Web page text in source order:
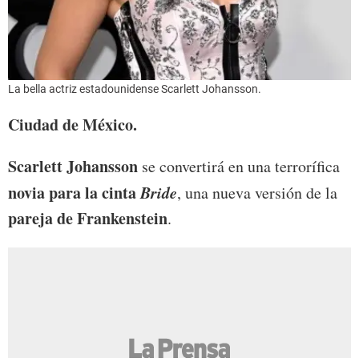
La bella actriz estadounidense Scarlett Johansson.
Ciudad deMéxico.
Scarlett Johansson se convertirá en una terrorífica
novia para la cintaBride, una nueva versión de la
pareja de Frankenstein.